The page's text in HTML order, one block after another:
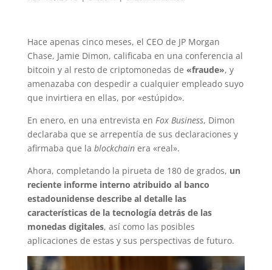
Hace apenas cinco meses, el CEO de JP Morgan
Chase, Jamie Dimon, calificaba en una conferencia al
bitcoin y al resto de criptomonedas de «fraude», y
amenazaba con despedir a cualquier empleado suyo
que invirtiera en ellas, por «estúpido».
En enero, en una entrevista en Fox Business, Dimon
declaraba que se arrepentía de sus declaraciones y
afirmaba que la blockchainera «real».
Ahora, completando la pirueta de 180 de grados, un
reciente informe interno atribuido al banco
estadounidense describe al detalle las
características de la tecnología detrás de las
monedas digitales, así como las posibles
aplicaciones de estas y sus perspectivas de futuro.